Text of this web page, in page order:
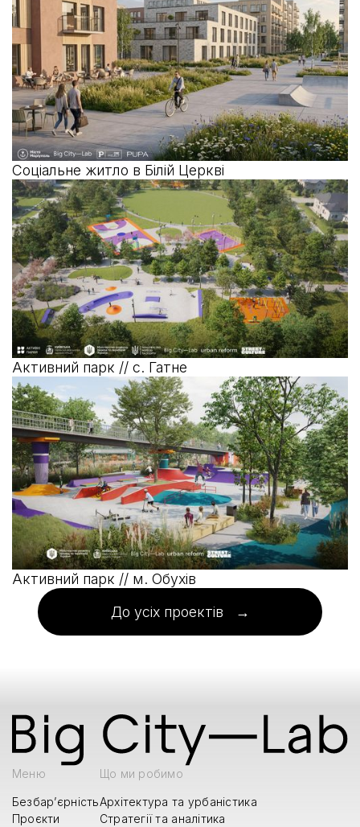
Соціальне житло в Білій Церкві
Активний парк // с. Гатне
Активний парк // м. Обухів
До усіх проектів →
Меню
Безбар’єрність
Проєкти
Що ми робимо
Архітектура та урбаністика
Стратегії та аналітика